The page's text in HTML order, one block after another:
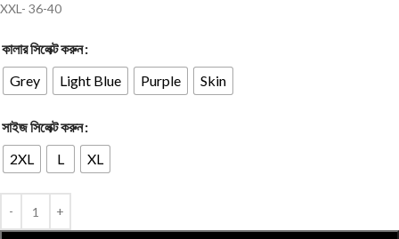
XXL- 36-40
কালার সিলেক্ট করুন
Grey
Light Blue Purple Skin
সাইজ সিলেক্ট করুন
2XL
L XL